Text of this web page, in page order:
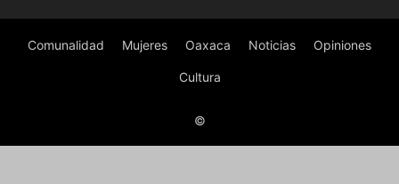
Comunalidad Mujeres Oaxaca Noticias Opiniones
Cultura
©